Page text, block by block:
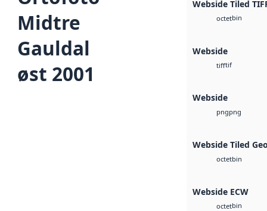
Midtre
Gauldal
øst 2001
Webside Tiled
octetbin
Webside
tifftif
Webside
pngpng
Webside Tiled
octetbin
Webside ECW
octetbin